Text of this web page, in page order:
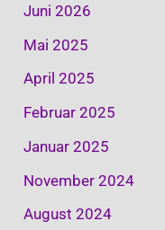
Juni 2026
Mai 2025
April 2025
Februar 2025
Januar 2025
November 2024
August 2024